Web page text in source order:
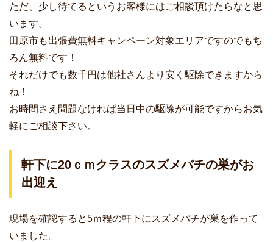
ただ、少し待てるというお客様にはご相談頂けたらなと思
います。
田原市も出張費無料キャンペーン対象エリアですのでもち
ろん無料です！
それだけでも数千円は他社さんより安く駆除できますから
ね！
お時間さえ問題なければ当日中の駆除が可能ですからお気
軽にご相談下さい。
軒下に20ｃｍクラスのスズメバチの巣がお
出迎え
現場を確認すると5ｍ程の軒下にスズメバチが巣を作って
いました。